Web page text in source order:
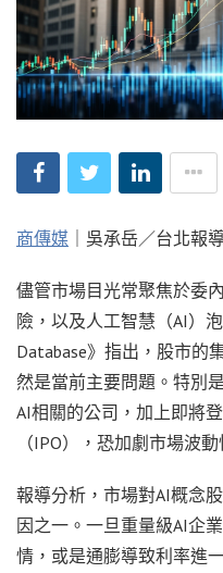
商傳媒 ｜吳承岳／台北報
儘管市場目光常聚焦於委
險，以及人工智慧（AI）
Database》指出，股市的
然是當前主要問題。特別
AI相關的公司，加上即將
（IPO），恐加劇市場波動
報導分析，市場對AI概念
因之一。一旦重量級AI企
情，或是通膨導致利率進